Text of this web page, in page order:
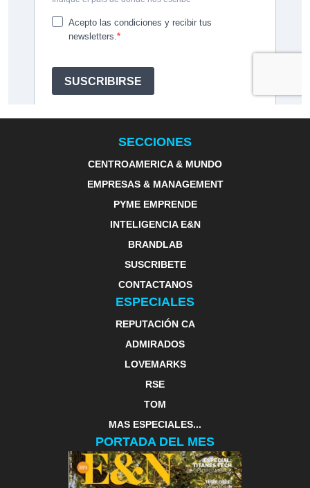
SECCIONES
CENTROAMERICA & MUNDO
EMPRESAS & MANAGEMENT
PYME EMPRENDE
INTELIGENCIA E&N
BRANDLAB
SUSCRIBETE
CONTACTANOS
ESPECIALES
REPUTACIÓN CA
ADMIRADOS
LOVEMARKS
RSE
TOM
MAS ESPECIALES...
PORTADA DEL MES